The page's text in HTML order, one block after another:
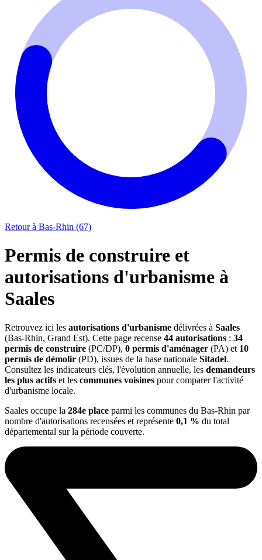
Retour à Bas-Rhin (67)
Permis de construire et
autorisations d'urbanisme à
Saales
Retrouvez ici les autorisations d'urbanisme délivrées à Saales
(Bas-Rhin, Grand Est). Cette page recense 44 autorisations : 34
permis de construire (PC/DP), 0 permis d'aménager (PA) et 10
permis de démolir (PD), issues de la base nationale Sitadel.
Consultez les indicateurs clés, l'évolution annuelle, les demandeurs
les plus actifs et les communes voisines pour comparer l'activité
d'urbanisme locale.
Saales occupe la 284e place parmi les communes du Bas-Rhin par
nombre d'autorisations recensées et représente 0,1 % du total
départemental sur la période couverte.